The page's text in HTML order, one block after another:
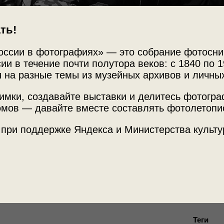
в фотографиях» — это собрание
в течение почти полутора веков: с 1840 по
на разные темы из музейных архивов и
создавайте выставки и делитесь
— давайте вместе составлять
поддержке Яндекса и Министерства
Теги
доме профессора
улице
Новогодний Союз»